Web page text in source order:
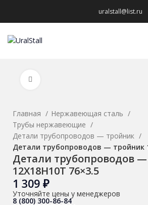
uralstall@list.ru
Главная
Нержавеющая сталь
Трубы нержавеющие
Детали трубопроводов — тройник
Детали трубопроводов — тройник
Детали трубопроводов
12Х18Н10Т 76×3.5
1 309 ₽
Уточняйте цены у менеджеров
8 (800) 300-86-84